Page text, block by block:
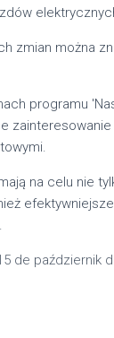
zmian można
programu
na celu nie
de październik